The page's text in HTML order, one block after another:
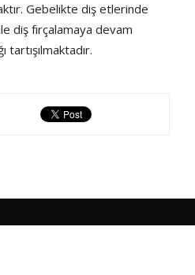
Gebelikte diş etlerinde
diş fırçalamaya devam